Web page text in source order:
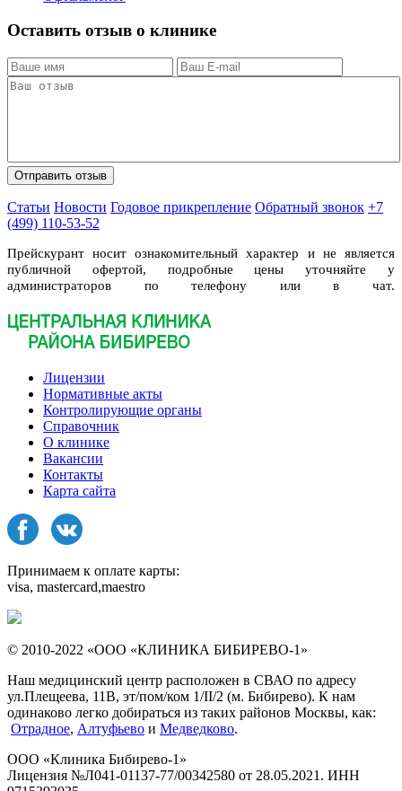
Оставить отзыв о клинике
Статьи Новости Годовое прикрепление Обратный звонок +7
(499) 110-53-52
Прейскурант носит ознакомительный характер и не является
публичной офертой, подробные цены уточняйте у
администраторов по телефону или в чат.
Лицензии
Нормативные акты
Контролирующие органы
Справочник
О клинике
Вакансии
Контакты
Карта сайта
Принимаем к оплате карты:
visa, mastercard,maestro
© 2010-2022 «ООО «КЛИНИКА БИБИРЕВО-1»
Наш медицинский центр расположен в СВАО по адресу
ул.Плещеева, 11В, эт/пом/ком 1/II/2 (м. Бибирево). К нам
одинаково легко добираться из таких районов Москвы, как:
Отрадное, Алтуфьево и Медведково.
ООО «Клиника Бибирево-1»
Лицензия №Л041-01137-77/00342580 от 28.05.2021. ИНН